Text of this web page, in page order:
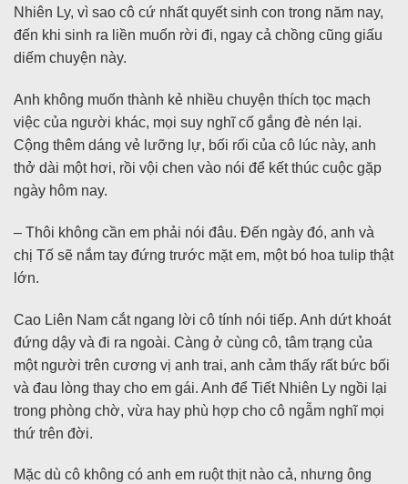
Nhiên Ly, vì sao cô cứ nhất quyết sinh con trong năm nay,
đến khi sinh ra liền muốn rời đi, ngay cả chồng cũng giấu
diếm chuyện này.
Anh không muốn thành kẻ nhiều chuyện thích tọc mạch
việc của người khác, mọi suy nghĩ cố gắng đè nén lại.
Cộng thêm dáng vẻ lưỡng lự, bối rối của cô lúc này, anh
thở dài một hơi, rồi vội chen vào nói để kết thúc cuộc gặp
ngày hôm nay.
– Thôi không cần em phải nói đâu. Đến ngày đó, anh và
chị Tố sẽ nắm tay đứng trước mặt em, một bó hoa tulip thật
lớn.
Cao Liên Nam cắt ngang lời cô tính nói tiếp. Anh dứt khoát
đứng dậy và đi ra ngoài. Càng ở cùng cô, tâm trạng của
một người trên cương vị anh trai, anh cảm thấy rất bức bối
và đau lòng thay cho em gái. Anh để Tiết Nhiên Ly ngồi lại
trong phòng chờ, vừa hay phù hợp cho cô ngẫm nghĩ mọi
thứ trên đời.
Mặc dù cô không có anh em ruột thịt nào cả, nhưng ông